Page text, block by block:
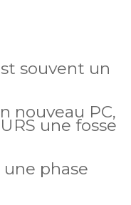
souvent un
nouveau PC,
une fosse
phase